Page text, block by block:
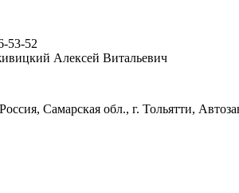
53-52
Алексей Витальевич
Самарская обл., г. Тольятти,